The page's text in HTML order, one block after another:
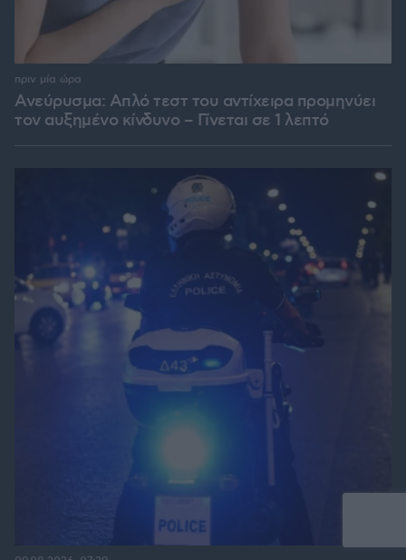
Ανεύρυσμα: Απλό τεστ του αντίχειρα προμηνύει
τον αυξημένο κίνδυνο – Γίνεται σε 1 λεπτό
πριν μία ώρα